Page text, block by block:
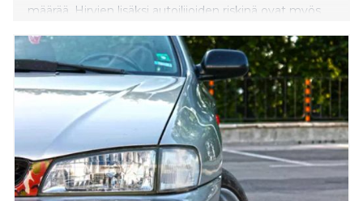
määrää. Hirvien lisäksi autoilijoiden riskinä ovat myös
riski onkin suurin loka-joulukuisena perjantaina
hämärän aikaan. Paras tapa ennakoida ikäviä
kohtaamisia on laskea ajonopeutta hirvien liikkuma-
alueella etenkin pimeällä.